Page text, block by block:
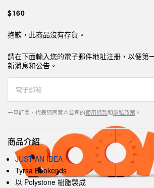
$160
抱歉，此商品沒有存貨。
請在下面輸入您的電子郵件地址注册，以便第
新消息和公告。
一旦訂閱，代表您同意本公司的使用條款和隱私政策 。
商品介紹
JUST AN IDEA
Tyrsa Bookends
以 Polystone 樹脂製成